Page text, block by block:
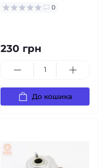
0
230 грн
До кошика